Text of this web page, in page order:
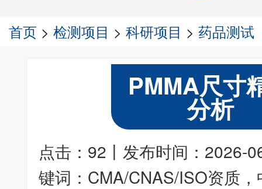
首页 > 检测项目 > 科研项目 > 药品测试
PMMA尺寸
分析
点击：92丨发布时间：2026-
键词：CMA/CNAS/ISO资质